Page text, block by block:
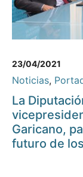
23/04/2021
Noticias,
La
Garicano,
futuro de